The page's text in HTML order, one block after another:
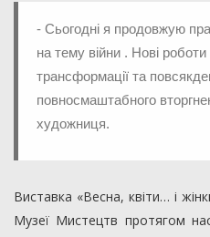
- Сьогодні я продовжую
на тему війни . Нові
трансформації та
повносмаштабного
художниця.
Виставка «Весна, квіти… і
Музеї Мистецтв протягом